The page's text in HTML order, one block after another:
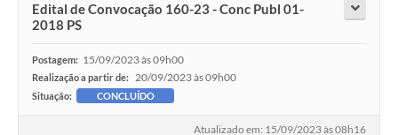
Edital de Convocação 160-23 - Conc Publ 01-
2018 PS
Postagem: 15/09/2023 às 09h00
Realização a partir de: 20/09/2023 às 09h00
Situação: CONCLUÍDO
Atualizado em: 15/09/2023 às 08h16